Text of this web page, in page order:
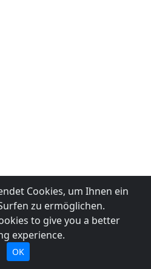
Cookies, um Ihnen ein
zu ermöglichen.
to give you a better
experience.
OK